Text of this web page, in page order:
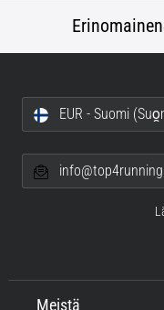
Erinomainen
Meistä
EUR - Suomi